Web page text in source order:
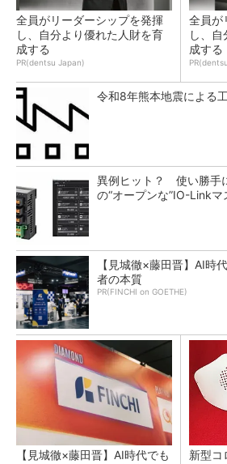
全員がリーダーシップを発揮
し、自分より優れた人財を育
成する
PR(dentsu Japan)
全員が
し、
成する
令和8年熊本地震による
異例ヒット？ 使い勝手
の“オープンな”IO-Linkマ
【見城徹×藤田晋】AI時
者の本質
PR(FINCHI on GOETHE)
【見城徹×藤田晋】AI時代でも
新型コ